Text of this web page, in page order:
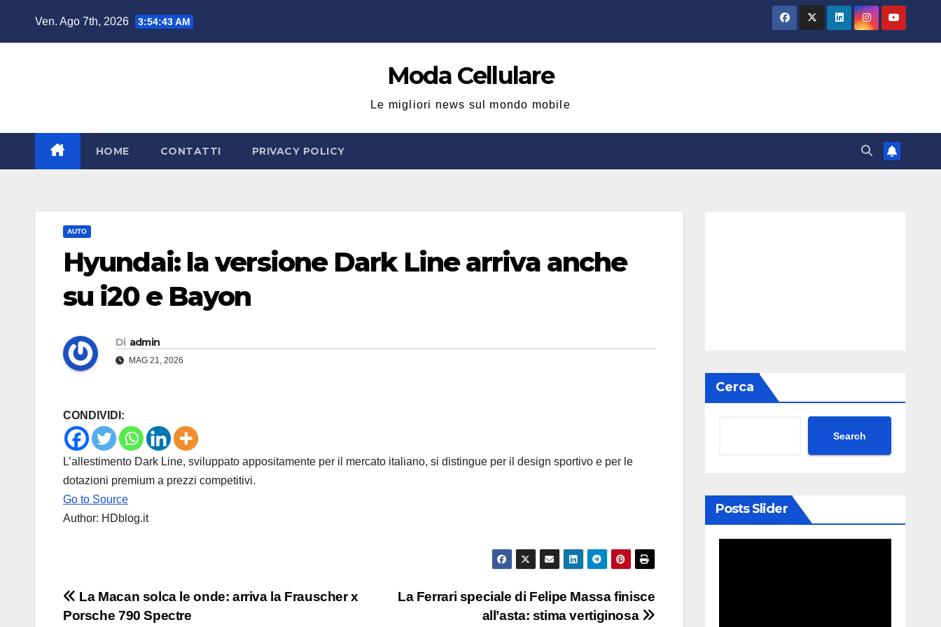
Ven. Ago 7th, 2026 3:54:44 AM
Moda Cellulare
Le migliori news sul mondo mobile
HOME CONTATTI PRIVACY POLICY
AUTO
Hyundai: la versione Dark Line arriva anche
su i20 e Bayon
Di admin
MAG 21, 2026
CONDIVIDI:
L’allestimento Dark Line, sviluppato appositamente per il mercato italiano, si distingue per il design sportivo e per le
dotazioni premium a prezzi competitivi.
Go to Source
Author: HDblog.it
Navigazione
La Ferrari speciale di Felipe Massa finisce
all’asta: stima vertiginosa
La Macan solca le onde: arriva la Frauscher x
Porsche 790 Spectre
Cerca
Search
Posts Slider